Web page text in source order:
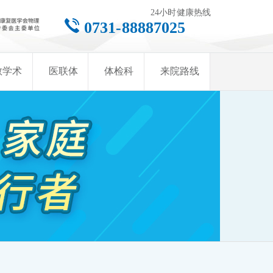
24小时健康热线
0731-88887025
学术 医联体 体检科 来院路线